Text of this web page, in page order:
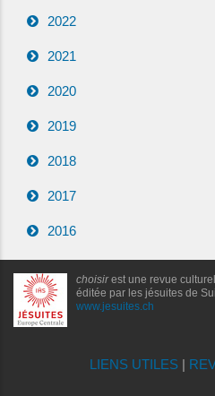
2022
2021
2020
2019
2018
2017
2016
choisirest une revue
éditée par les jésuites de
www.jesuites.ch
LIENS UTILES|